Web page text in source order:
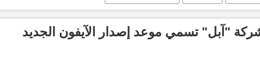
"آبل" تسمي موعد إصدار الآيفون الجديد